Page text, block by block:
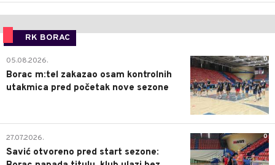
RK BORAC
0
05.08.2026.
Borac m:tel zakazao osam kontrolnih
utakmica pred početak nove sezone
0
27.07.2026.
Savić otvoreno pred start sezone: